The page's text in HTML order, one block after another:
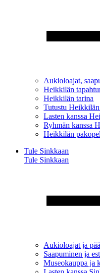
Aukioloajat,
Heikkilän
Heikkilän tarina
Tutustu Heikkilän
Lasten kanssa
Ryhmän kanssa
Heikkilän
Tule Sinkkaan
Tule Sinkkaan
Aukioloajat ja
Saapuminen ja
Museokauppa ja